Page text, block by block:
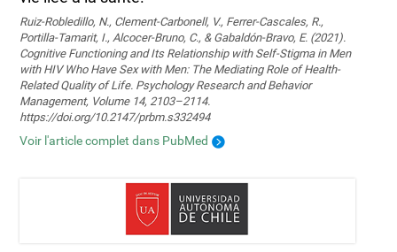
Ruiz-Robledillo, N., Clement-Carbonell, V., Ferrer-Cascales, R.,
Portilla-Tamarit, I., Alcocer-Bruno, C., & Gabaldón-Bravo, E. (2021).
Cognitive Functioning and Its Relationship with Self-Stigma in Men
with HIV Who Have Sex with Men: The Mediating Role of Health-
Related Quality of Life. Psychology Research and Behavior
Management, Volume 14, 2103–2114.
https://doi.org/10.2147/prbm.s332494
Voir l'article complet dans PubMed